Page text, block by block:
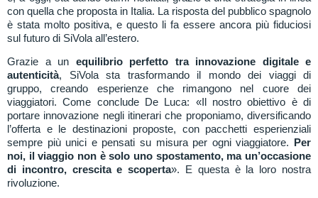
con quella che proposta in Italia. La risposta del pubblico spagnolo
è stata molto positiva, e questo li fa essere ancora più fiduciosi
sul futuro di SiVola all’estero.
Grazie a un equilibrio perfetto tra innovazione digitale e
autenticità, SiVola sta trasformando il mondo dei viaggi di
gruppo, creando esperienze che rimangono nel cuore dei
viaggiatori. Come conclude De Luca: «Il nostro obiettivo è di
portare innovazione negli itinerari che proponiamo, diversificando
l’offerta e le destinazioni proposte, con pacchetti esperienziali
sempre più unici e pensati su misura per ogni viaggiatore.
Per
noi, il viaggio non è solo uno spostamento, ma un’occasione
di incontro, crescita e scoperta». E questa è la loro nostra
rivoluzione.